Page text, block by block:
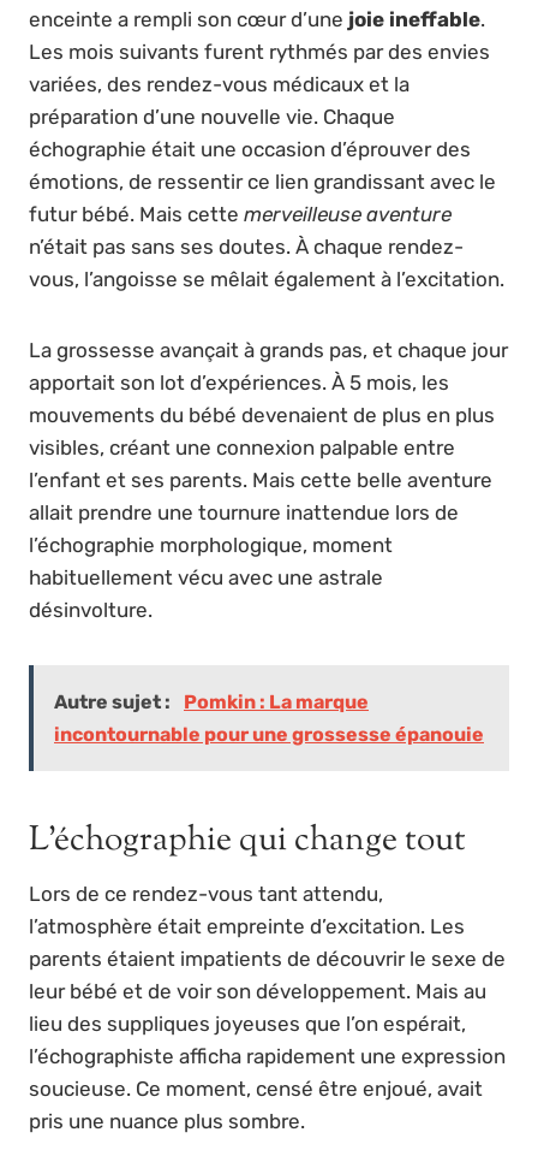
enceinte a rempli son cœur d’une joie ineffable.
Les mois suivants furent rythmés par des envies
variées, des rendez-vous médicaux et la
préparation d’une nouvelle vie. Chaque
échographie était une occasion d’éprouver des
émotions, de ressentir ce lien grandissant avec le
futur bébé. Mais cette merveilleuse aventure
n’était pas sans ses doutes. À chaque rendez-
vous, l’angoisse se mêlait également à l’excitation.
La grossesse avançait à grands pas, et chaque jour
apportait son lot d’expériences. À 5 mois, les
mouvements du bébé devenaient de plus en plus
visibles, créant une connexion palpable entre
l’enfant et ses parents. Mais cette belle aventure
allait prendre une tournure inattendue lors de
l’échographie morphologique, moment
habituellement vécu avec une astrale
désinvolture.
Autre sujet :
Pomkin : La marque
incontournable pour une grossesse épanouie
L’échographie qui change tout
Lors de ce rendez-vous tant attendu,
l’atmosphère était empreinte d’excitation. Les
parents étaient impatients de découvrir le sexe de
leur bébé et de voir son développement. Mais au
lieu des suppliques joyeuses que l’on espérait,
l’échographiste afficha rapidement une expression
soucieuse. Ce moment, censé être enjoué, avait
pris une nuance plus sombre.